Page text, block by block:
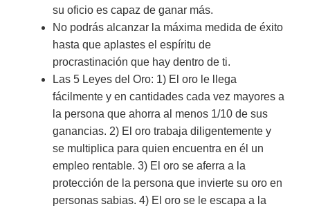
su oficio es capaz de ganar más.
No podrás alcanzar la máxima medida de éxito
hasta que aplastes el espíritu de
procrastinación que hay dentro de ti.
Las 5 Leyes del Oro: 1) El oro le llega
fácilmente y en cantidades cada vez mayores a
la persona que ahorra al menos 1/10 de sus
ganancias. 2) El oro trabaja diligentemente y
se multiplica para quien encuentra en él un
empleo rentable. 3) El oro se aferra a la
protección de la persona que invierte su oro en
personas sabias. 4) El oro se le escapa a la